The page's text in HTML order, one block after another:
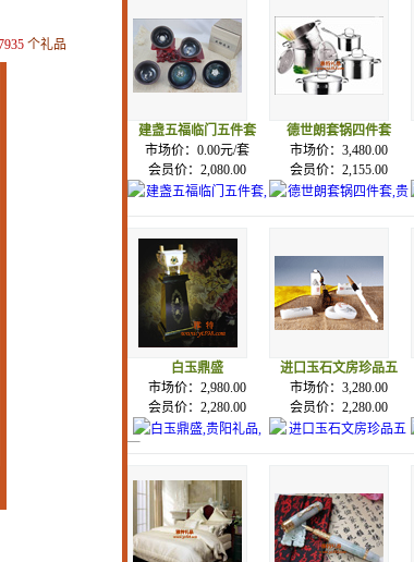
个礼品
建盏五福临门五件套
市场价：0.00元/套
会员价：2,080.00
德世朗套锅四件套
市场价：3,480.00
会员价：2,155.00
白玉鼎盛
市场价：2,980.00
会员价：2,280.00
进口玉石文房珍品五
市场价：3,280.00
会员价：2,280.00